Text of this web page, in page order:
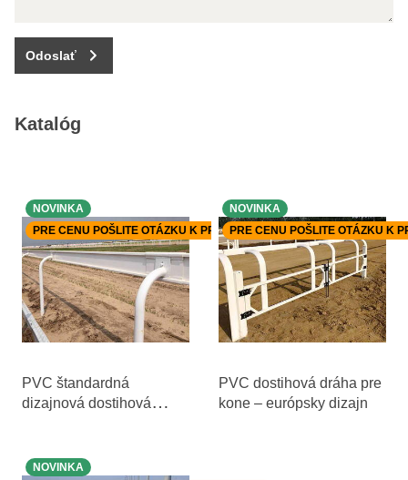
Odoslať
Katalóg
PVC štandardná
dizajnová dostihová
NOVINKA
PRE CENU POŠLITE OTÁZKU K PRODUKTU.
PVC dostihová dráha pre
kone – európsky dizajn
NOVINKA
PRE CENU POŠLITE OTÁZKU K
NOVINKA